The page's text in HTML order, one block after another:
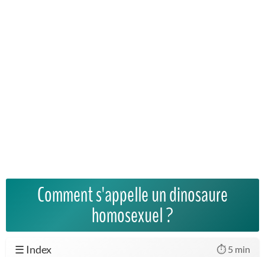
Comment s'appelle un dinosaure
homosexuel ?
☰ Index ⏱️ 5 min